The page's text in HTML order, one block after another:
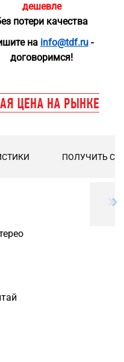
дешевле
потери качества
на info@tdf.ru-
договоримся!
ПОЛУЧИТЬ